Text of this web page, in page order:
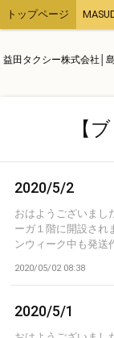
トップページ
益田タクシー株式会社│
【
2020/5/2
おはようございまし
ーガ１階に開設され
ンウィーク中も発送
2020/05/02 08:38
2020/5/1